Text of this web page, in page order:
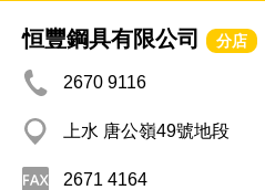
恒豐鋼具有限公司 分店
2670 9116
上水 唐公嶺49號地段
2671 4164